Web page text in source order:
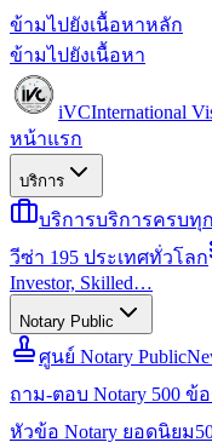
ข้ามไปยังเนื้อหาหลัก
ข้ามไปยังเนื้อหา
iVCInternational
หน้าแรก
บริการ
บริการบริการครบทุ
วีซ่า 195 ประเทศทั่วโลก
Investor, Skilled…
Notary Public
ศูนย์ Notary Public
ถาม-ตอบ Notary 500 ข้อ
หัวข้อ Notary ยอดนิยม